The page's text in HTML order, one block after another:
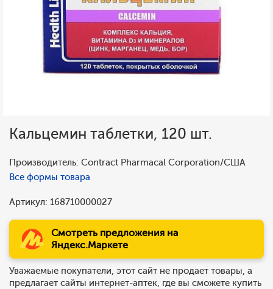
Кальцемин таблетки, 120 шт.
Производитель: Contract Pharmacal Corporation/США
Все формы товара
Артикул: 168710000027
Смотреть предложения на
Яндекс.Маркете
Уважаемые покупатели, этот сайт не продает товары, а
предлагает сайты интернет-аптек, где вы сможете купить